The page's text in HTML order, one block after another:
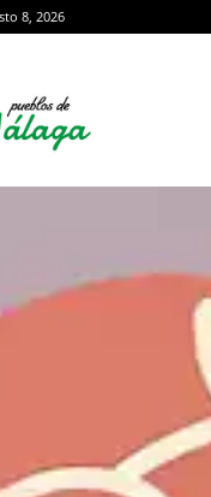
8, 2026